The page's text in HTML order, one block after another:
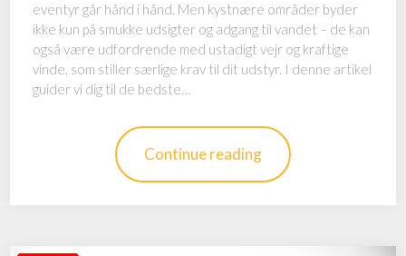
eventyr går hånd i hånd. Men kystnære områder byder
ikke kun på smukke udsigter og adgang til vandet – de kan
også være udfordrende med ustadigt vejr og kraftige
vinde, som stiller særlige krav til dit udstyr. I denne artikel
guider vi dig til de bedste…
Continue reading